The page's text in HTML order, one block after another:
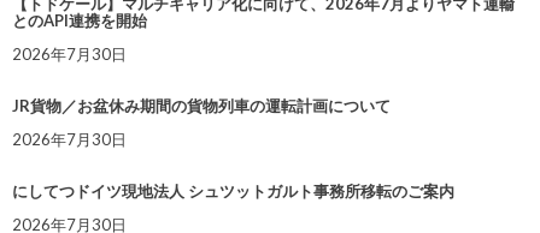
とのAPI連携を開始
2026年7月30日
JR貨物／お盆休み期間の貨物列車の運転計画について
2026年7月30日
にしてつドイツ現地法人 シュツットガルト事務所移転のご案内
2026年7月30日